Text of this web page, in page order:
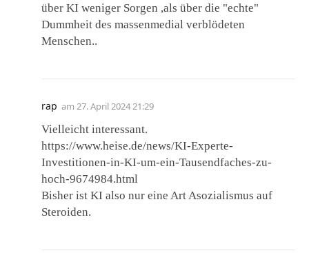
über KI weniger Sorgen ,als über die "echte"
Dummheit des massenmedial verblödeten
Menschen..
rap am 27. April 2024 21:29
Vielleicht interessant.
https://www.heise.de/news/KI-Experte-
Investitionen-in-KI-um-ein-Tausendfaches-zu-
hoch-9674984.html
Bisher ist KI also nur eine Art Asozialismus auf
Steroiden.